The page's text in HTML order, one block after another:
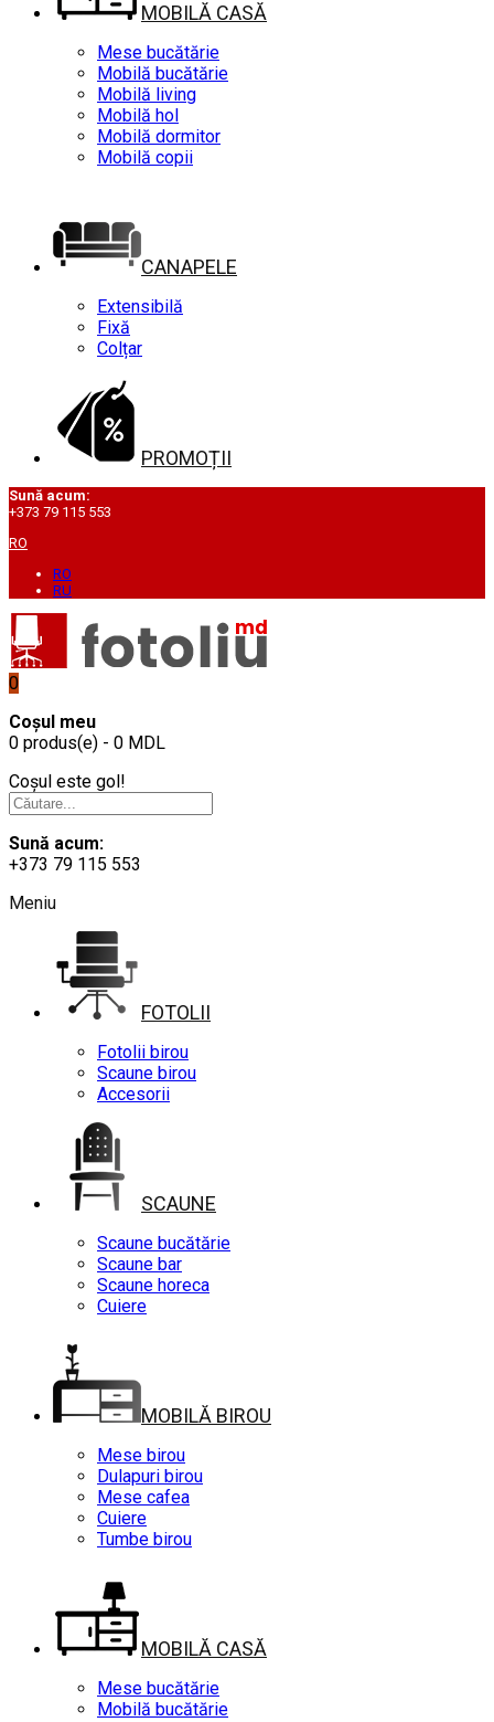
MOBILĂ CASĂ
Mese bucătărie
Mobilă bucătărie
Mobilă living
Mobilă hol
Mobilă dormitor
Mobilă copii
CANAPELE
Extensibilă
Fixă
Colțar
PROMOȚII
Sună acum:
+373 79 115 553
RO
RO
RU
0
Coșul meu
0 produs(e) - 0 MDL
Coșul este gol!
Sună acum:
+373 79 115 553
Meniu
FOTOLII
Fotolii birou
Scaune birou
Accesorii
SCAUNE
Scaune bucătărie
Scaune bar
Scaune horeca
Cuiere
MOBILĂ BIROU
Mese birou
Dulapuri birou
Mese cafea
Cuiere
Tumbe birou
MOBILĂ CASĂ
Mese bucătărie
Mobilă bucătărie